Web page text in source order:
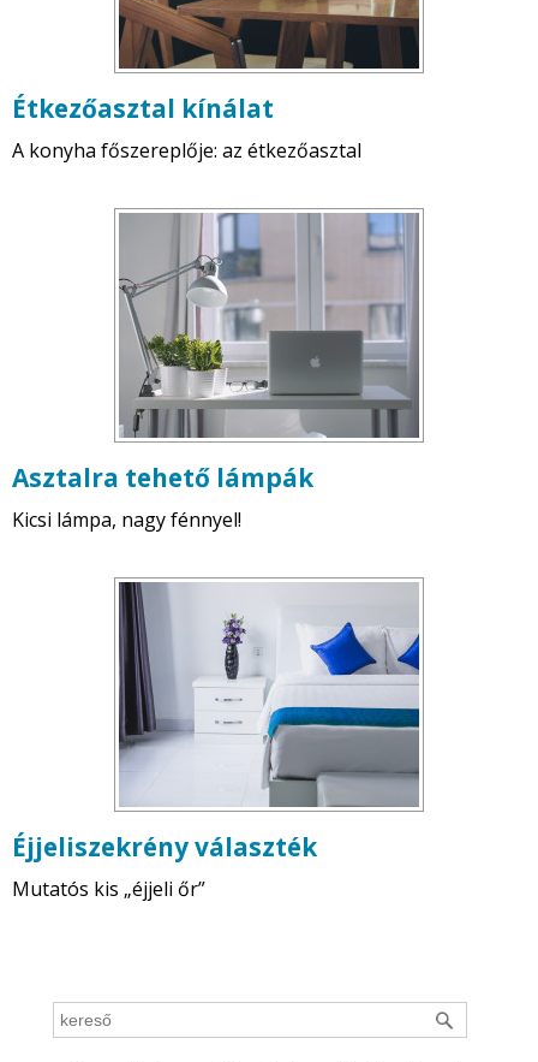
Étkezőasztal kínálat
A konyha főszereplője: az étkezőasztal
Asztalra tehető lámpák
Kicsi lámpa, nagy fénnyel!
Éjjeliszekrény választék
Mutatós kis „éjjeli őr”